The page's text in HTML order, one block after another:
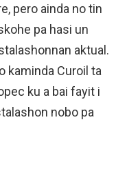
pero ainda no tin
pa hasi un
aktual.
kaminda Curoil ta
ku a bai fayit i
nobo pa